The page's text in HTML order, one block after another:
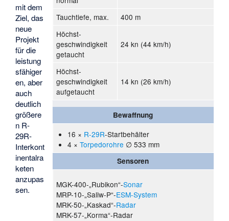
Tauchtiefe, max.
400 m
Höchst-
geschwindigkeit
getaucht
24 kn (44 km/h)
Höchst-
geschwindigkeit
aufgetaucht
14 kn (26 km/h)
Bewaffnung
16 × R-29R-Startbehälter
4 ×Torpedorohre ∅ 533 mm
Sensoren
MGK-400-„Rubikon“-Sonar
MRP-10-„Saliw-P“-ESM-System
MRK-50-„Kaskad“-Radar
MRK-57-„Korma“-Radar
mit dem
Ziel, das
neue
Projekt
für die
leistung
sfähiger
en, aber
auch
deutlich
größere
n R-
29R-
Interkont
inentalra
keten
anzupas
sen.